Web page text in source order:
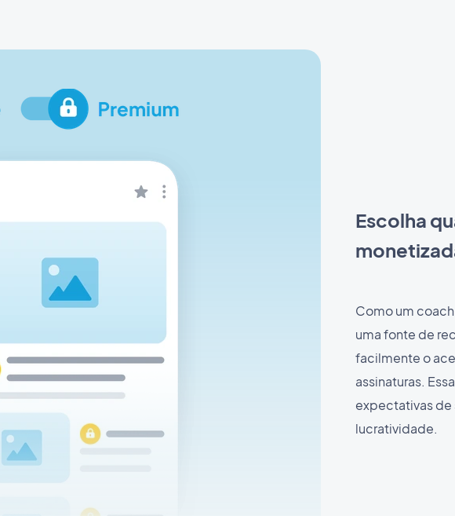
Escolha
Como um
uma fonte de
facilmente o
assinaturas.
expectativas de
lucratividade.